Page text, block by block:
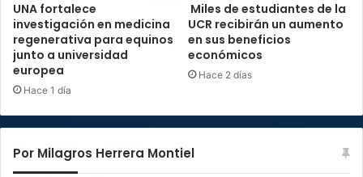
UNA fortalece
investigación en medicina
regenerativa para equinos
junto a universidad
europea
Hace 1 día
Miles de estudiantes de la
UCR recibirán un aumento
en sus beneficios
económicos
Hace 2 días
Por Milagros Herrera Montiel